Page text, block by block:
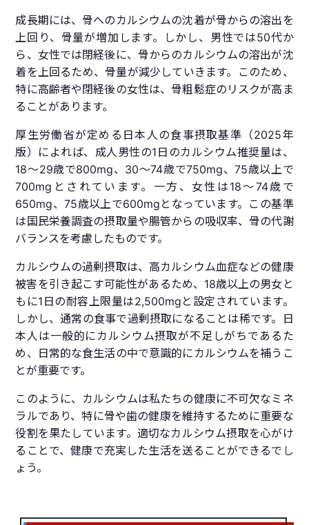
成長期には、骨へのカルシウムの沈着が骨からの溶出を
上回り、骨量が増加します。しかし、男性では50代か
ら、女性では閉経後に、骨からのカルシウムの溶出が沈
着を上回るため、骨量が減少していきます。このため、
特に高齢者や閉経後の女性は、骨粗鬆症のリスクが高ま
ることがあります。
厚生労働省が定める日本人の食事摂取基準（2025年
版）によれば、成人男性の1日のカルシウム推奨量は、
18〜29歳で800mg、30〜74歳で750mg、75歳以上で
700mgとされています。一方、女性は18〜74歳で
650mg、75歳以上で600mgとなっています。この基準
は国民栄養調査の摂取量や腸管からの吸収率、骨の代謝
バランスを考慮したものです。
カルシウムの過剰摂取は、高カルシウム血症などの健康
被害を引き起こす可能性があるため、18歳以上の男女と
もに1日の耐容上限量は2,500mgと設定されています。
しかし、通常の食事で過剰摂取になることは稀です。日
本人は一般的にカルシウム摂取が不足しがちであるた
め、日常的な食生活の中で意識的にカルシウムを補うこ
とが重要です。
このように、カルシウムは私たちの健康に不可欠なミネ
ラルであり、特に骨や歯の健康を維持するために重要な
役割を果たしています。適切なカルシウム摂取を心がけ
ることで、健康で充実した生活を送ることができるでし
ょう。